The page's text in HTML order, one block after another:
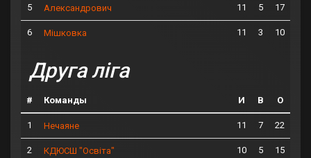
5 Александрович 11 5 17
6 Мішковка 11 3 10
Друга ліга
# Команды И В О
1 Нечаяне 11 7 22
2 КДЮСШ "Освіта" 10 5 15